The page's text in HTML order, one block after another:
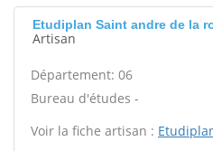
Etudiplan Saint andre de la
Artisan
Département: 06
Bureau d'études -
Voir la fiche artisan :